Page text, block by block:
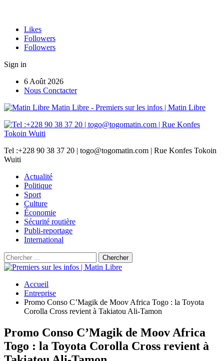
Likes
Followers
Followers
Sign in
6 Août 2026
Nous Conctacter
Matin Libre - Premiers sur les infos | Matin Libre
Tel :+228 90 38 37 20 | togo@togomatin.com | Rue Konfes Tokoin
Wuiti
Actualité
Politique
Sport
Culture
Économie
Sécurité routière
Publi-reportage
International
Accueil
Entreprise
Promo Conso C’Magik de Moov Africa Togo : la Toyota
Corolla Cross revient à Takiatou Ali-Tamon
Promo Conso C’Magik de Moov Africa
Togo : la Toyota Corolla Cross revient à